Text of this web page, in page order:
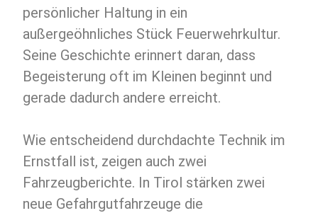
persönlicher Haltung in ein
außergeöhnliches Stück Feuerwehrkultur.
Seine Geschichte erinnert daran, dass
Begeisterung oft im Kleinen beginnt und
gerade dadurch andere erreicht.
Wie entscheidend durchdachte Technik im
Ernstfall ist, zeigen auch zwei
Fahrzeugberichte. In Tirol stärken zwei
neue Gefahrgutfahrzeuge die